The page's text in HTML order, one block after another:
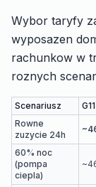
Wybor taryfy
wyposazen
rachunkow w
roznych
Scenariusz G11
Rowne
zuzycie 24h
60% noc
(pompa
ciepla)